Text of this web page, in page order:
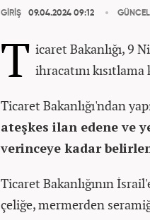
GİRİŞ 09.04.2024 09:12
T icaret Bakanlığı, 9
ihracatını kısıtlama
Ticaret Bakanlığı'ndan
ateşkes ilan edene ve
verinceye kadar
Ticaret Bakanlığının
çeliğe, mermerden